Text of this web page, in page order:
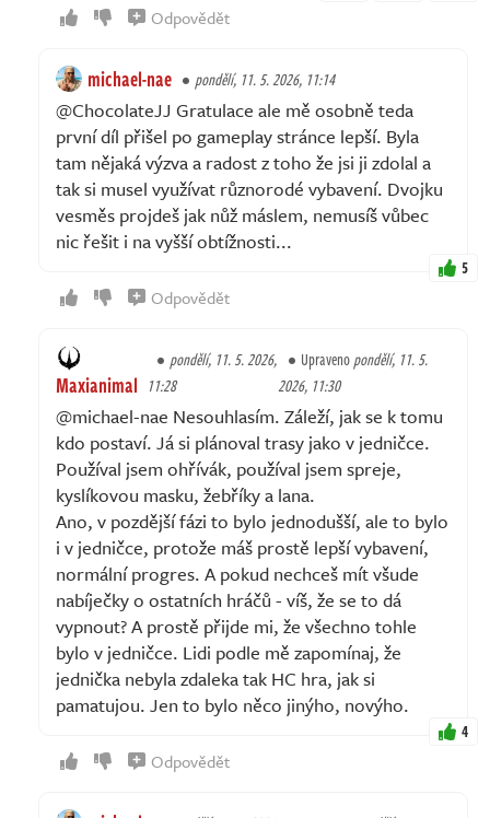
Odpovědět
michael-nae pondělí, 11. 5. 2026, 11:14
@ChocolateJJ Gratulace ale mě osobně teda
první díl přišel po gameplay stránce lepší. Byla
tam nějaká výzva a radost z toho že jsi ji zdolal a
tak si musel využívat různorodé vybavení. Dvojku
vesměs projdeš jak nůž máslem, nemusíš vůbec
nic řešit i na vyšší obtížnosti...
5
Odpovědět
Maxianimal
pondělí, 11. 5. 2026,
11:28
Upravenopondělí, 11. 5.
2026, 11:30
@michael-nae Nesouhlasím. Záleží, jak se k tomu
kdo postaví. Já si plánoval trasy jako v jedničce.
Používal jsem ohřívák, používal jsem spreje,
kyslíkovou masku, žebříky a lana.
Ano, v pozdější fázi to bylo jednodušší, ale to bylo
i v jedničce, protože máš prostě lepší vybavení,
normální progres. A pokud nechceš mít všude
nabíječky o ostatních hráčů - víš, že se to dá
vypnout? A prostě přijde mi, že všechno tohle
bylo v jedničce. Lidi podle mě zapomínaj, že
jednička nebyla zdaleka tak HC hra, jak si
pamatujou. Jen to bylo něco jinýho, novýho.
4
Odpovědět